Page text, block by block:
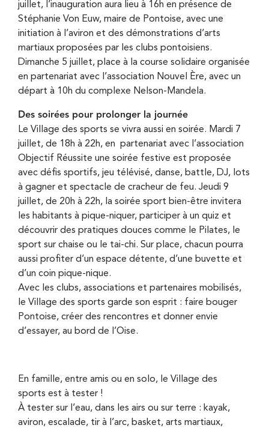
juillet, l’inauguration aura lieu à 16h en présence de
Stéphanie Von Euw, maire de Pontoise, avec une
initiation à l’aviron et des démonstrations d’arts
martiaux proposées par les clubs pontoisiens.
Dimanche 5 juillet, place à la course solidaire organisée
en partenariat avec l’association Nouvel Ère, avec un
départ à 10h du complexe Nelson-Mandela.
Des soirées pour prolonger la journée
Le Village des sports se vivra aussi en soirée. Mardi 7
juillet, de 18h à 22h, en partenariat avec l’association
Objectif Réussite une soirée festive est proposée
avec défis sportifs, jeu télévisé, danse, battle, DJ, lots
à gagner et spectacle de cracheur de feu. Jeudi 9
juillet, de 20h à 22h, la soirée sport bien-être invitera
les habitants à pique-niquer, participer à un quiz et
découvrir des pratiques douces comme le Pilates, le
sport sur chaise ou le tai-chi. Sur place, chacun pourra
aussi profiter d’un espace détente, d’une buvette et
d’un coin pique-nique.
Avec les clubs, associations et partenaires mobilisés,
le Village des sports garde son esprit : faire bouger
Pontoise, créer des rencontres et donner envie
d’essayer, au bord de l’Oise.
En famille, entre amis ou en solo, le Village des
sports est à tester !
À tester sur l’eau, dans les airs ou sur terre : kayak,
aviron, escalade, tir à l’arc, basket, arts martiaux,